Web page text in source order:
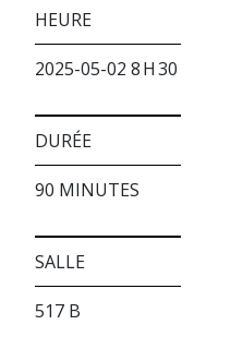
HEURE
2025-05-02 8 H 30
DURÉE
90 MINUTES
SALLE
517 B